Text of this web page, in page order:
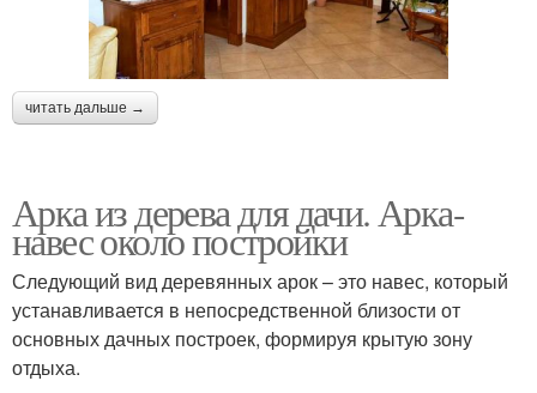
читать дальше →
Арка из дерева для дачи. Арка-
навес около постройки
Следующий вид деревянных арок – это навес, который
устанавливается в непосредственной близости от
основных дачных построек, формируя крытую зону
отдыха.